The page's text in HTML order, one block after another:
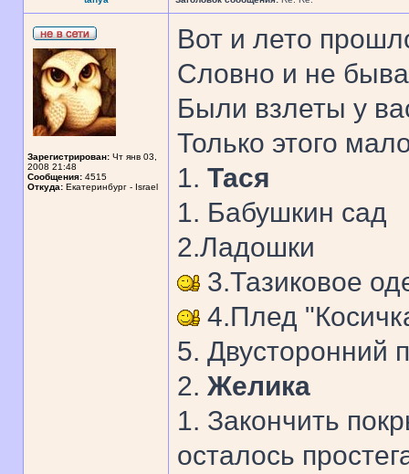
Зарегистрирован: Чт янв 03,
2008 21:48
Сообщения: 4515
Откуда: Екатеринбург - Israel
Вот и лето
Словно и не
Были взлеты у
Только этого
1. Тася
1. Бабушкин сад
2.Ладошки
3.Тазиковое
4.Плед
5. Двусторонний
2. Желика
1. Закончить
осталось